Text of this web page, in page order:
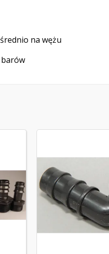
na wężu